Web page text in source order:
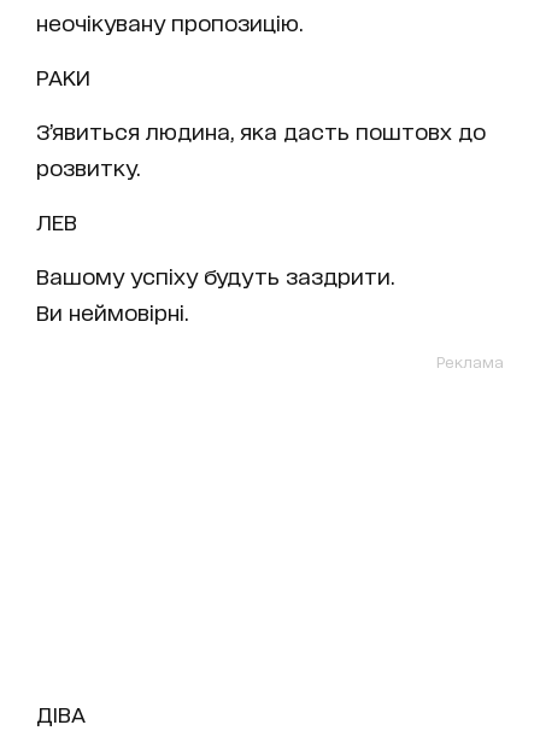
неочікувану пропозицію.
РАКИ
З’явиться людина, яка дасть поштовх до
розвитку.
ЛЕВ
Вашому успіху будуть заздрити.
Ви неймовірні.
Реклама
ДІВА